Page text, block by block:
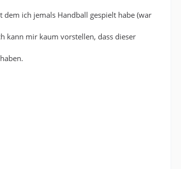
ich jemals Handball gespielt habe (war
kann mir kaum vorstellen, dass dieser